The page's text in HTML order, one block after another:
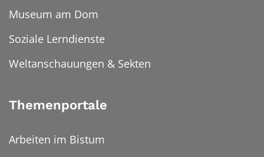
Museum am Dom
Soziale Lerndienste
Weltanschauungen & Sekten
Themenportale
Arbeiten im Bistum